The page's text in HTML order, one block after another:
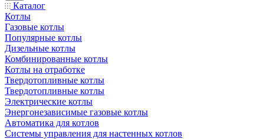
Каталог
Котлы
Газовые котлы
Популярные котлы
Дизельные котлы
Комбинированные котлы
Котлы на отработке
Твердотопливные котлы
Твердотопливные котлы
Электрические котлы
Энергонезависимые газовые котлы
Автоматика для котлов
Системы управления для настенных котлов